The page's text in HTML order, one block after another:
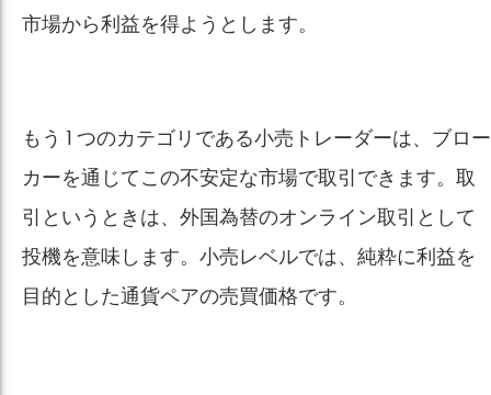
市場から利益を得ようとします。
もう 1 つのカテゴリである小売トレーダーは、ブロー
カーを通じてこの不安定な市場で取引できます。取
引というときは、外国為替のオンライン取引として
投機を意味します。小売レベルでは、純粋に利益を
目的とした通貨ペアの売買価格です。